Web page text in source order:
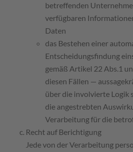
betreffenden
verfügbaren
Daten
das Bestehen einer
Entscheidungsfindung
gemäß Artikel 22 Abs.1
diesen Fällen —
über die involvierte Logik
die angestrebten
Verarbeitung für die
Recht auf Berichtigung
Jede von der Verarbeitung